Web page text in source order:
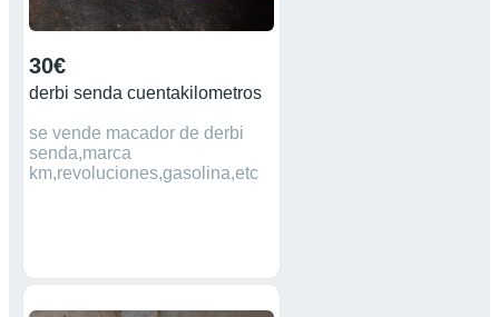
30€
derbi senda cuentakilometros
se vende macador de derbi
senda,marca
km,revoluciones,gasolina,etc